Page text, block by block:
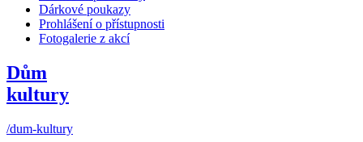
Dárkové poukazy
Prohlášení o přístupnosti
Fotogalerie z akcí
Dům
kultury
/dum-kultury